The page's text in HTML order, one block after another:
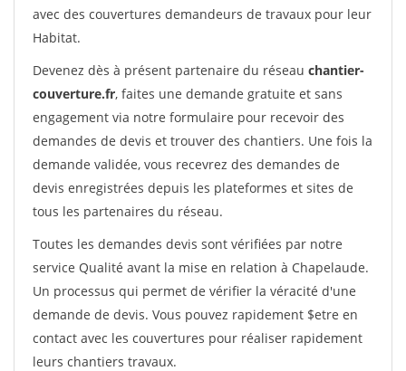
avec des couvertures demandeurs de travaux pour leur
Habitat.
Devenez dès à présent partenaire du réseau chantier-
couverture.fr, faites une demande gratuite et sans
engagement via notre formulaire pour recevoir des
demandes de devis et trouver des chantiers. Une fois la
demande validée, vous recevrez des demandes de
devis enregistrées depuis les plateformes et sites de
tous les partenaires du réseau.
Toutes les demandes devis sont vérifiées par notre
service Qualité avant la mise en relation à Chapelaude.
Un processus qui permet de vérifier la véracité d'une
demande de devis. Vous pouvez rapidement $etre en
contact avec les couvertures pour réaliser rapidement
leurs chantiers travaux.